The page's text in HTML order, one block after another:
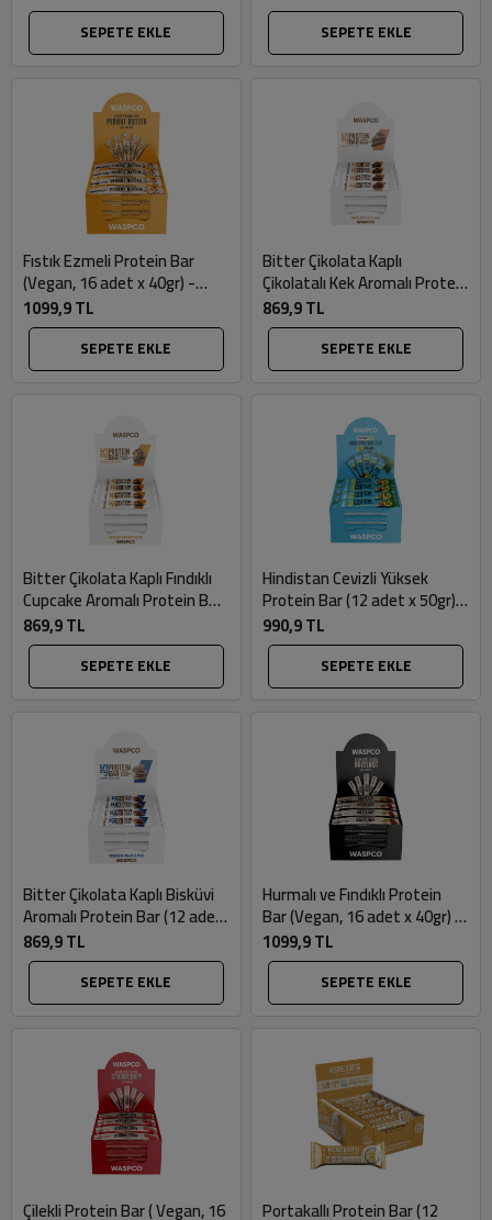
SEPETE EKLE SEPETE EKLE
Fıstık Ezmeli Protein Bar
(Vegan, 16 adet x 40gr) -
Waspco
1099,9 TL
SEPETE EKLE
Bitter Çikolata Kaplı
Çikolatalı Kek Aromalı Protein
Bar (12 adet x 36gr) -
Waspco
869,9 TL
SEPETE EKLE
Bitter Çikolata Kaplı Fındıklı
Cupcake Aromalı Protein Bar
(12 adet x 36gr) - Waspco
869,9 TL
SEPETE EKLE
Hindistan Cevizli Yüksek
Protein Bar (12 adet x 50gr) -
Waspco
990,9 TL
SEPETE EKLE
Bitter Çikolata Kaplı Bisküvi
Aromalı Protein Bar (12 adet
x 36gr) - Waspco
869,9 TL
SEPETE EKLE
Hurmalı ve Fındıklı Protein
Bar (Vegan, 16 adet x 40gr) -
Waspco
1099,9 TL
SEPETE EKLE
Çilekli Protein Bar ( Vegan, 16 Portakallı Protein Bar (12